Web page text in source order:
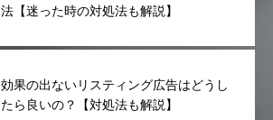
法【迷った時の対処法も解説】
効果の出ないリスティング広告はどうし
たら良いの？【対処法も解説】